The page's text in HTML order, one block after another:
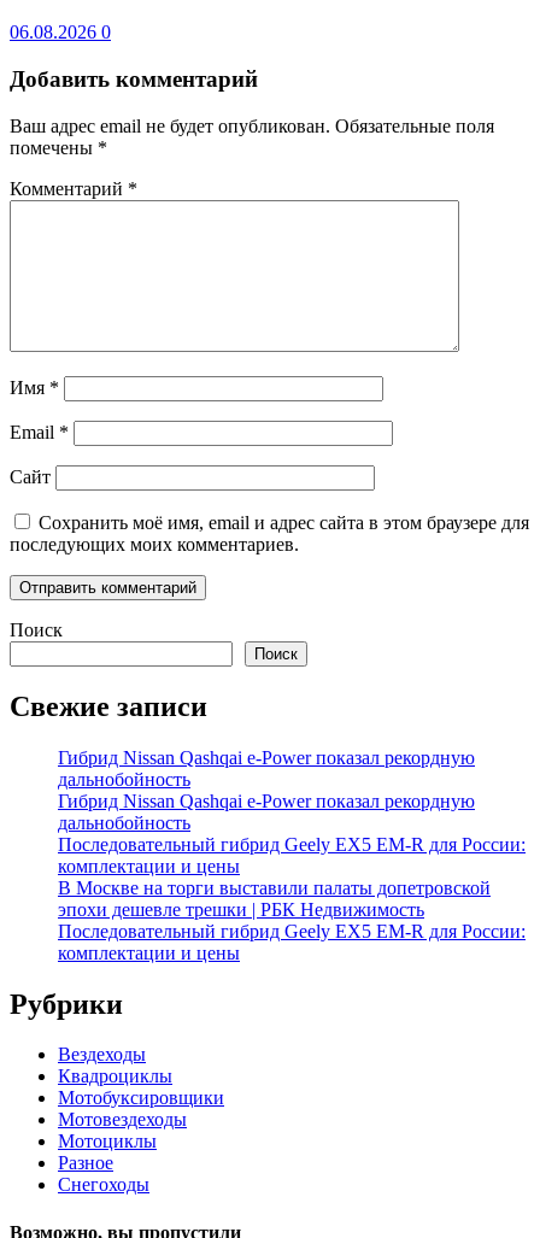
06.08.2026 0
Добавить комментарий
Ваш адрес email не будет опубликован. Обязательные поля
помечены *
Комментарий *
Имя *
Email *
Сайт
Сохранить моё имя, email и адрес сайта в этом браузере для
последующих моих комментариев.
Поиск
Поиск
Свежие записи
Гибрид Nissan Qashqai e-Power показал рекордную
дальнобойность
Гибрид Nissan Qashqai e-Power показал рекордную
дальнобойность
Последовательный гибрид Geely EX5 EM-R для России:
комплектации и цены
В Москве на торги выставили палаты допетровской
эпохи дешевле трешки | РБК Недвижимость
Последовательный гибрид Geely EX5 EM-R для России:
комплектации и цены
Рубрики
Вездеходы
Квадроциклы
Мотобуксировщики
Мотовездеходы
Мотоциклы
Разное
Снегоходы
Возможно, вы пропустили